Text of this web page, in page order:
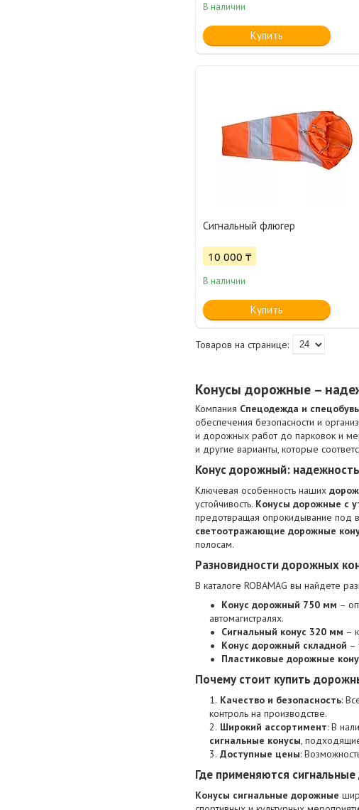
В наличии
Купить
Сигнальный флюгер
10 000 ₸
В наличии
Купить
Конусы дорожные –
Компания Спецодежда и спецобувь
обеспечения безопасности и
и дорожных работ до парковок и
и другие варианты, которые
Конус дорожный:
Ключевая особенность наших
устойчивость. Конусы дорожные с
предотвращая опрокидывание под
светоотражающие дорожные
полосам.
Разновидности дорожных
В каталоге ROBAMAG вы найдете
Конус дорожный 750 мм –
автомагистралях.
Сигнальный конус 320 мм –
Конус дорожный складной –
Пластиковые дорожные
Почему стоит купить
Качество и безопасность:
контроль на производстве.
Широкий ассортимент: В
сигнальные конусы,
Доступные цены:
Где применяются
Конусы сигнальные дорожные